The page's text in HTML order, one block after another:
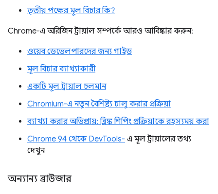
তৃতীয় পক্ষের মূল বিচার কি?
Chrome-এ অরিজিন ট্রায়াল সম্পর্কে আরও আবিষ্কার করুন:
ওয়েব ডেভেলপারদের জন্য গাইড
মূল বিচার ব্যাখ্যাকারী
একটি মূল ট্রায়াল চলমান
Chromium-এ নতুন বৈশিষ্ট্য চালু করার প্রক্রিয়া
ব্যাখ্যা করার অভিপ্রায়: ব্লিঙ্ক শিপিং প্রক্রিয়াকে রহস্যময় করা
Chrome 94 থেকে DevTools- এ মূল ট্রায়ালের তথ্য
দেখুন
অন্যান্য ব্রাউজার